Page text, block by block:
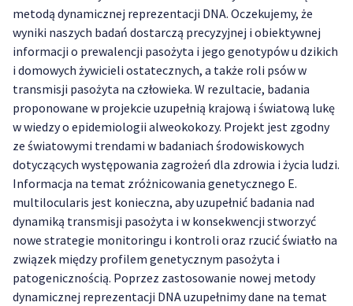
metodą dynamicznej reprezentacji DNA. Oczekujemy, że
wyniki naszych badań dostarczą precyzyjnej i obiektywnej
informacji o prewalencji pasożyta i jego genotypów u dzikich
i domowych żywicieli ostatecznych, a także roli psów w
transmisji pasożyta na człowieka. W rezultacie, badania
proponowane w projekcie uzupełnią krajową i światową lukę
w wiedzy o epidemiologii alweokokozy. Projekt jest zgodny
ze światowymi trendami w badaniach środowiskowych
dotyczących występowania zagrożeń dla zdrowia i życia ludzi.
Informacja na temat zróżnicowania genetycznego E.
multilocularis jest konieczna, aby uzupełnić badania nad
dynamiką transmisji pasożyta i w konsekwencji stworzyć
nowe strategie monitoringu i kontroli oraz rzucić światło na
związek między profilem genetycznym pasożyta i
patogenicznością. Poprzez zastosowanie nowej metody
dynamicznej reprezentacji DNA uzupełnimy dane na temat